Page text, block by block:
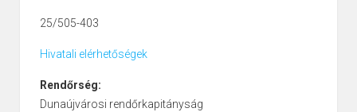
25/505-403
Hivatali elérhetőségek
Rendőrség:
Dunaújvárosi rendőrkapitányság